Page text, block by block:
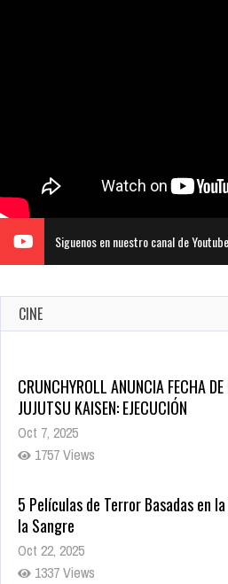
Siguenos en nuestro canal de
CINE
CRUNCHYROLL ANUNCIA FECHA DE
JUJUTSU KAISEN: EJECUCIÓN
Oct 7, 2025
1757 Views
5 Películas de Terror Basadas en
la Sangre
Oct 22, 2025
1337 Views